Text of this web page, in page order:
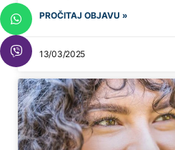
PROČITAJ OBJAVU »
13/03/2025